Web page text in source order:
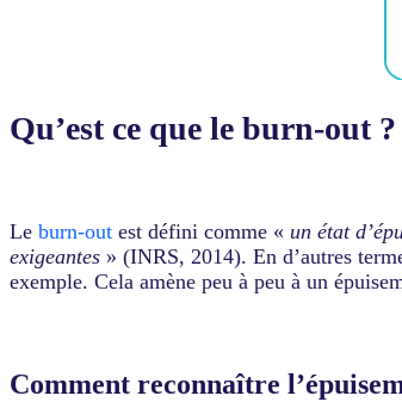
Qu’est ce que le burn-out ?
Le burn-out est défini comme « un état
exigeantes » (INRS, 2014). En d’autres
exemple. Cela amène peu à peu à un
Comment reconnaître